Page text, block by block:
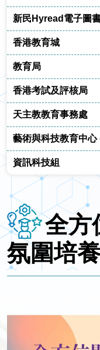
新民Hyread電子圖
香港教育城
教育局
香港考試及評核局
天主教教育事務處
藝術與科技教育中心
資訊科技組
全方
氛圍培